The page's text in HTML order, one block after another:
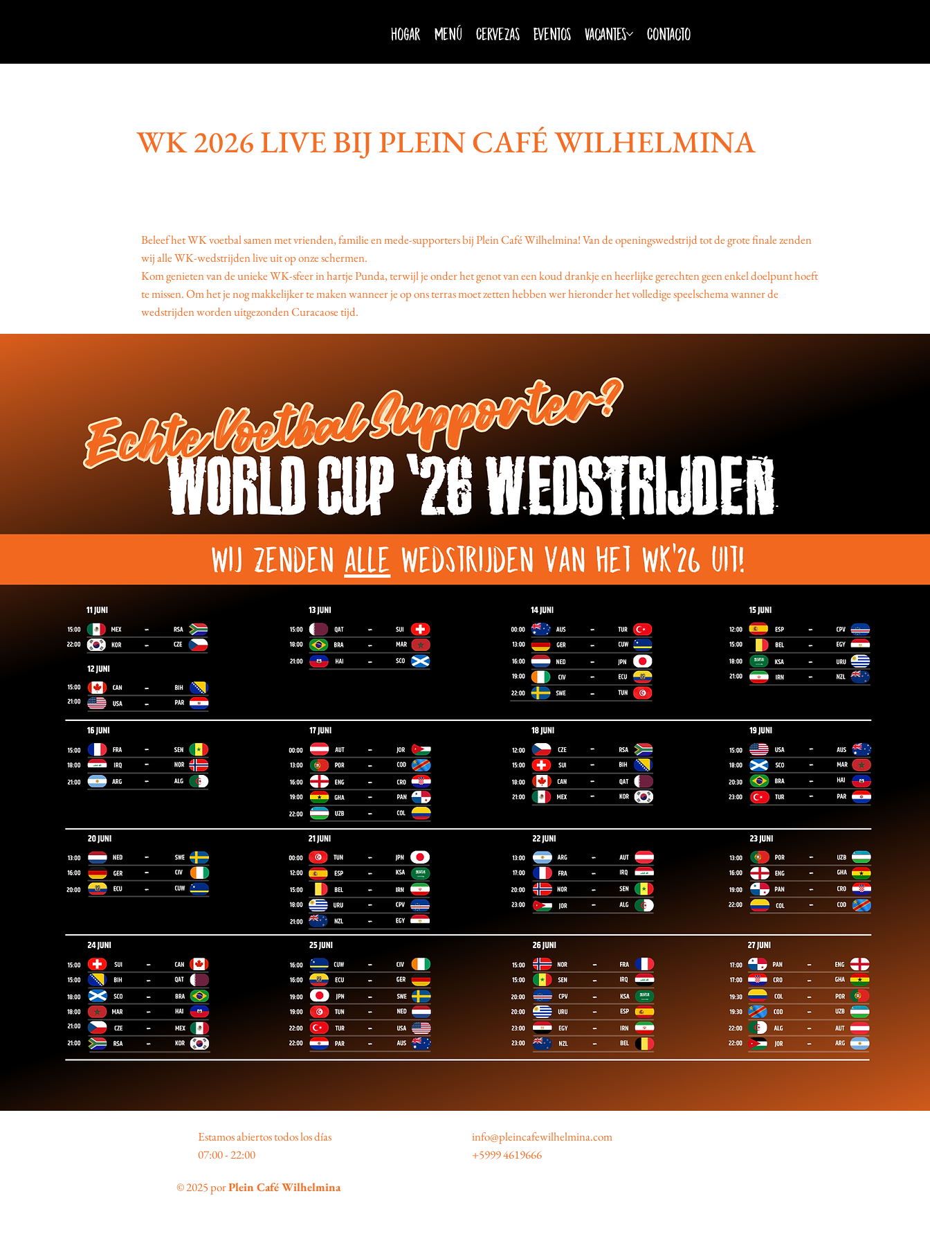
Hogar Menú Cervezas Eventos Vacantes Contacto
WK 2026 LIVE BIJ PLEIN CAFÉ WILHELMINA
Beleef het WK voetbal samen met vrienden, familie en mede-supporters bij Plein Café Wilhelmina! Van de openingswedstrijd tot de grote finale zenden
wij alle WK-wedstrijden live uit op onze schermen.
Kom genieten van de unieke WK-sfeer in hartje Punda, terwijl je onder het genot van een koud drankje en heerlijke gerechten geen enkel doelpunt hoeft
te missen. Om het je nog makkelijker te maken wanneer je op ons terras moet zetten hebben wer hieronder het volledige speelschema wanner de
wedstrijden worden uitgezonden Curacaose tijd.
Estamos abiertos todos los días
07:00 - 22:00
info@pleincafewilhelmina.com
+5999 4619666
© 2025 porPlein Café Wilhelmina